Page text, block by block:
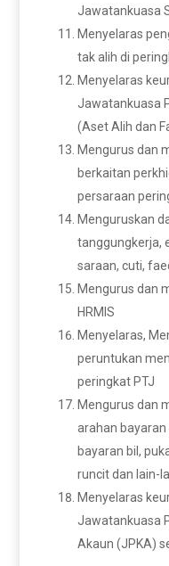
Jawatankuasa
Menyelaras
tak alih di
Menyelaras
Jawatankuasa
(Aset Alih dan
Mengurus dan
berkaitan
persaraan
Menguruskan
tanggungkerja,
saraan, cuti,
Mengurus dan
HRMIS
Menyelaras,
peruntukan
peringkat PTJ
Mengurus dan
arahan
bayaran bil,
runcit dan lain-
Menyelaras
Jawatankuasa
Akaun (JPKA)